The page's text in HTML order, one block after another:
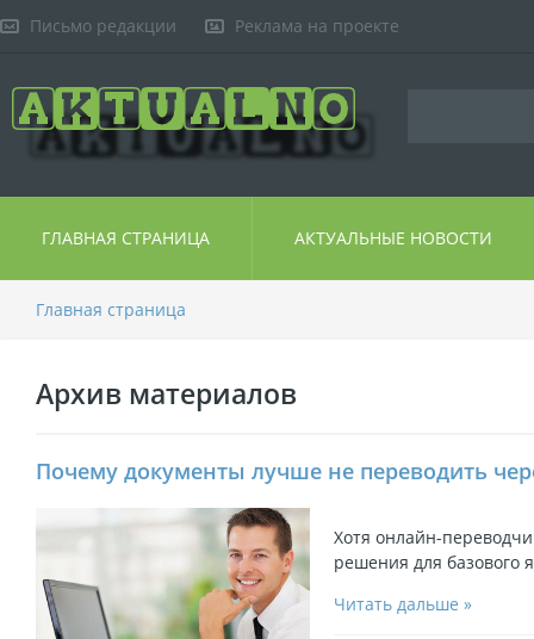
Письмо редакции Реклама на проекте
ГЛАВНАЯ СТРАНИЦА АКТУАЛЬНЫЕ НОВОСТИ
Главная страница
Архив материалов
Почему документы лучше не переводить
Хотя онлайн-
решения для базового
Читать дальше »